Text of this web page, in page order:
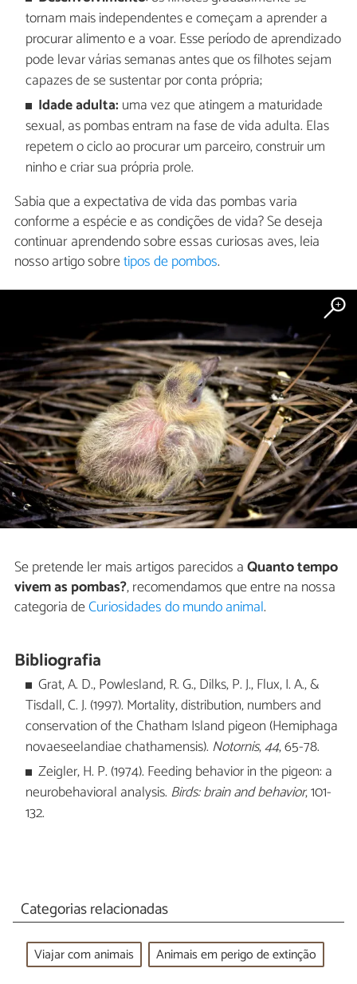
tornam mais independentes e começam a aprender a
procurar alimento e a voar. Esse período de aprendizado
pode levar várias semanas antes que os filhotes sejam
capazes de se sustentar por conta própria;
Idade adulta: uma vez que atingem a maturidade
sexual, as pombas entram na fase de vida adulta. Elas
repetem o ciclo ao procurar um parceiro, construir um
ninho e criar sua própria prole.
Sabia que a expectativa de vida das pombas varia
conforme a espécie e as condições de vida? Se deseja
continuar aprendendo sobre essas curiosas aves, leia
nosso artigo sobretipos de pombos.
Se pretende ler mais artigos parecidos aQuanto tempo
vivem as pombas?, recomendamos que entre na nossa
categoria deCuriosidades do mundo animal.
Bibliografia
Grat, A. D., Powlesland, R. G., Dilks, P. J., Flux, I. A., &
Tisdall, C. J. (1997). Mortality, distribution, numbers and
conservation of the Chatham Island pigeon (Hemiphaga
novaeseelandiae chathamensis). Notornis,44, 65-78.
Zeigler, H. P. (1974). Feeding behavior in the pigeon: a
neurobehavioral analysis. Birds: brain and behavior, 101-
132.
Categorias relacionadas
Viajar com animais Animais em perigo de extinção